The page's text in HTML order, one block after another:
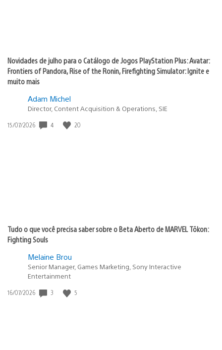
Novidades de julho para o Catálogo de Jogos PlayStation Plus: Avatar:
Frontiers of Pandora, Rise of the Ronin, Firefighting Simulator: Ignite e
muito mais
Adam Michel
Director, Content Acquisition & Operations, SIE
Data
15/07/2026 4 20
Tudo o que você precisa saber sobre o Beta Aberto de MARVEL Tōkon:
Fighting Souls
Melaine Brou
Senior Manager, Games Marketing, Sony Interactive
Entertainment
Data
16/07/2026 3 5